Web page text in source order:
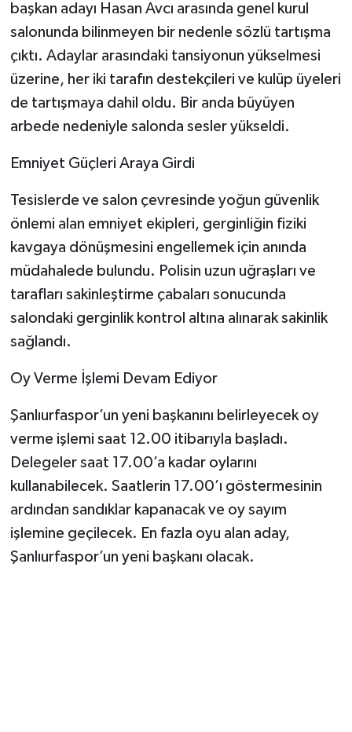
başkan adayı Hasan Avcı arasında genel kurul
salonunda bilinmeyen bir nedenle sözlü tartışma
çıktı. Adaylar arasındaki tansiyonun yükselmesi
üzerine, her iki tarafın destekçileri ve kulüp üyeleri
de tartışmaya dahil oldu. Bir anda büyüyen
arbede nedeniyle salonda sesler yükseldi.
​Emniyet Güçleri Araya Girdi
​Tesislerde ve salon çevresinde yoğun güvenlik
önlemi alan emniyet ekipleri, gerginliğin fiziki
kavgaya dönüşmesini engellemek için anında
müdahalede bulundu. Polisin uzun uğraşları ve
tarafları sakinleştirme çabaları sonucunda
salondaki gerginlik kontrol altına alınarak sakinlik
sağlandı.
​Oy Verme İşlemi Devam Ediyor
Şanlıurfaspor’un yeni başkanını belirleyecek oy
verme işlemi saat 12.00 itibarıyla başladı.
Delegeler saat 17.00’a kadar oylarını
kullanabilecek. Saatlerin 17.00’ı göstermesinin
ardından sandıklar kapanacak ve oy sayım
işlemine geçilecek. En fazla oyu alan aday,
Şanlıurfaspor’un yeni başkanı olacak.